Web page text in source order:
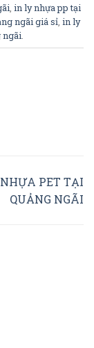
in ly nhựa pp tại
ngãi giá sỉ, in ly
ngãi
PET TẠI
QUẢNG NGÃI